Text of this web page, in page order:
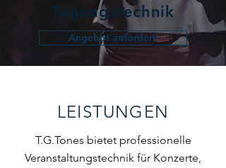
Tagungstechnik
Angebot anfordern
LEISTUNGEN
T.G.Tones bietet professionelle
Veranstaltungstechnik für Konzerte,